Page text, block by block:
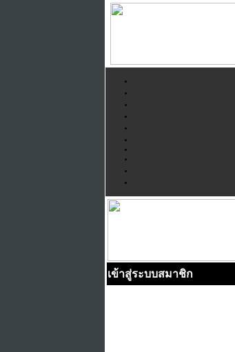
เข้าสู่ระบบสมาชิก